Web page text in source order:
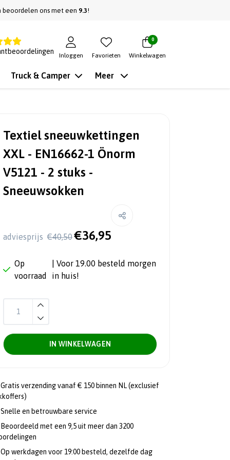
beoordelen ons met een 9.3!
Inloggen Favorieten
0
Winkelwagen
Truck & Camper Meer
Textiel sneeuwkettingen
XXL - EN16662-1 Önorm
V5121 - 2 stuks -
Sneeuwsokken
adviesprijs €40,50 €36,95
Op
voorraad
| Voor 19.00 besteld morgen
in huis!
IN WINKELWAGEN
Gratis verzending vanaf € 150 binnen NL (exclusief
Snelle en betrouwbare service
Beoordeeld met een 9,5 uit meer dan 3200
Op werkdagen voor 19:00 besteld, dezelfde dag